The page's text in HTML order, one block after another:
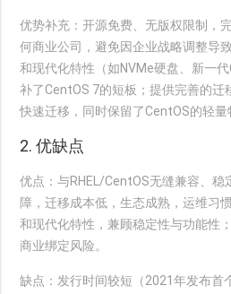
优势补充 ：开源免费、无版权限制，
何商业公司，避免因企业战略调整导
和现代化特性（如NVMe硬盘、新一
补了CentOS 7的短板；提供完善的迁
快速迁移，同时保留了CentOS的轻量
2. 优缺点
优点 ：与RHEL/CentOS无缝兼容、
障，迁移成本低，生态成熟，运维习
和现代化特性，兼顾稳定性与功能性
商业绑定风险。
缺点 ：发行时间较短（2021年发布